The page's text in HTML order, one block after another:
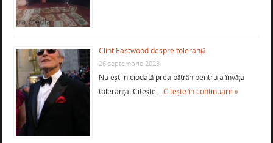
Clint Eastwood despre toleranţă
26 septembrie 2023
Nu eşti niciodată prea bătrân pentru a învăţa
toleranţa. Citește …Citește în continuare »